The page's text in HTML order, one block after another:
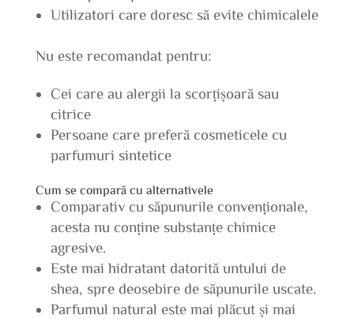
Utilizatori care doresc să evite chimicalele
Nu este recomandat pentru:
Cei care au alergii la scorțișoară sau
citrice
Persoane care preferă cosmeticele cu
parfumuri sintetice
Cum se compară cu alternativele
Comparativ cu săpunurile convenționale,
acesta nu conține substanțe chimice
agresive.
Este mai hidratant datorită untului de
shea, spre deosebire de săpunurile uscate.
Parfumul natural este mai plăcut și mai